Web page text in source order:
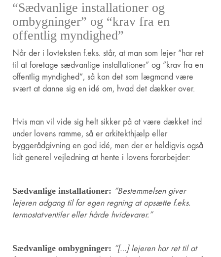
“Sædvanlige installationer og
ombygninger” og “krav fra en
offentlig myndighed”
Når der i lovteksten f.eks. står, at man som lejer “har ret
til at foretage sædvanlige installationer” og “krav fra en
offentlig myndighed”, så kan det som lægmand være
svært at danne sig en idé om, hvad det dækker over.
Hvis man vil vide sig helt sikker på at være dækket ind
under lovens ramme, så er arkitekthjælp eller
byggerådgivning en god idé, men der er heldigvis også
lidt generel vejledning at hente i lovens forarbejder:
Sædvanlige installationer: “Bestemmelsen giver
lejeren adgang til for egen regning at opsætte f.eks.
termostatventiler eller hårde hvidevarer.”
Sædvanlige ombygninger: “[…] lejeren har ret til at